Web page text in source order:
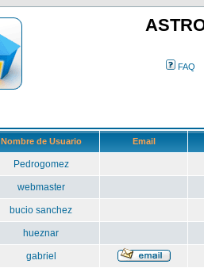
FAQ
Nombre de Usuario Email
Pedrogomez
webmaster
bucio sanchez
hueznar
gabriel